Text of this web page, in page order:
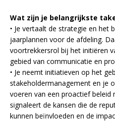
Wat zijn je belangrijkste
• Je vertaalt de strategie en het
jaarplannen voor de afdeling.
voortrekkersrol bij het initiëren
gebied van communicatie en
• Je neemt initiatieven op het
stakeholdermanagement en je
voeren van een proactief beleid
signaleert de kansen die de
kunnen beïnvloeden en de